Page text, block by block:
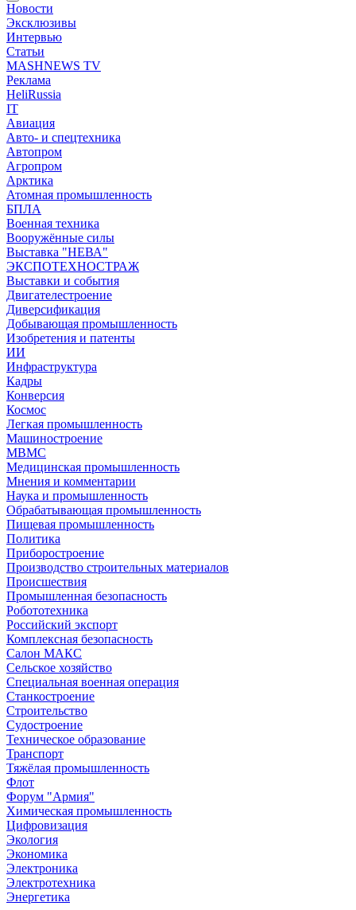
Новости
Эксклюзивы
Интервью
Статьи
MASHNEWS TV
Реклама
HeliRussia
IT
Авиация
Авто- и спецтехника
Автопром
Агропром
Арктика
Атомная промышленность
БПЛА
Военная техника
Вооружённые силы
Выставка "НЕВА"
ЭКСПОТЕХНОСТРАЖ
Выставки и события
Двигателестроение
Диверсификация
Добывающая промышленность
Изобретения и патенты
ИИ
Инфраструктура
Кадры
Конверсия
Космос
Легкая промышленность
Машиностроение
МВМС
Медицинская промышленность
Мнения и комментарии
Наука и промышленность
Обрабатывающая промышленность
Пищевая промышленность
Политика
Приборостроение
Производство строительных материалов
Происшествия
Промышленная безопасность
Робототехника
Российский экспорт
Комплексная безопасность
Салон МАКС
Сельское хозяйство
Специальная военная операция
Станкостроение
Строительство
Судостроение
Техническое образование
Транспорт
Тяжёлая промышленность
Флот
Форум "Армия"
Химическая промышленность
Цифровизация
Экология
Экономика
Электроника
Электротехника
Энергетика